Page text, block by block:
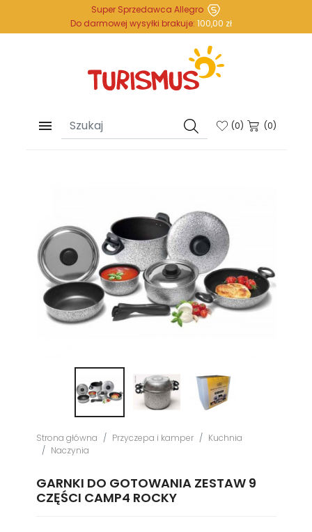
Do darmowej wysyłki brakuje: 100,00 zł
Super Sprzedawca Allegro
 (0) (0)
Strona główna Przyczepa i kamper
Kuchnia
Naczynia
GARNKI DO GOTOWANIA ZESTAW 9
CZĘŚCI CAMP4 ROCKY